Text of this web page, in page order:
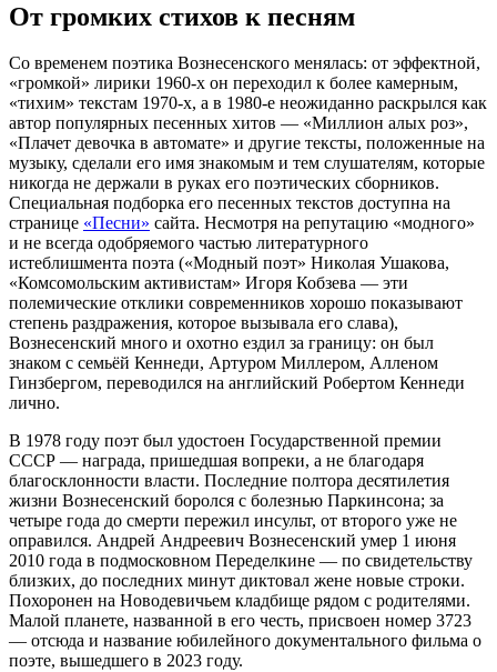
От громких стихов к песням
Со временем поэтика Вознесенского менялась: от эффектной,
«громкой» лирики 1960-х он переходил к более камерным,
«тихим» текстам 1970-х, а в 1980-е неожиданно раскрылся как
автор популярных песенных хитов — «Миллион алых роз»,
«Плачет девочка в автомате» и другие тексты, положенные на
музыку, сделали его имя знакомым и тем слушателям, которые
никогда не держали в руках его поэтических сборников.
Специальная подборка его песенных текстов доступна на
странице «Песни» сайта. Несмотря на репутацию «модного»
и не всегда одобряемого частью литературного
истеблишмента поэта («Модный поэт» Николая Ушакова,
«Комсомольским активистам» Игоря Кобзева — эти
полемические отклики современников хорошо показывают
степень раздражения, которое вызывала его слава),
Вознесенский много и охотно ездил за границу: он был
знаком с семьёй Кеннеди, Артуром Миллером, Алленом
Гинзбергом, переводился на английский Робертом Кеннеди
лично.
В 1978 году поэт был удостоен Государственной премии
СССР — награда, пришедшая вопреки, а не благодаря
благосклонности власти. Последние полтора десятилетия
жизни Вознесенский боролся с болезнью Паркинсона; за
четыре года до смерти пережил инсульт, от второго уже не
оправился. Андрей Андреевич Вознесенский умер 1 июня
2010 года в подмосковном Переделкине — по свидетельству
близких, до последних минут диктовал жене новые строки.
Похоронен на Новодевичьем кладбище рядом с родителями.
Малой планете, названной в его честь, присвоен номер 3723
— отсюда и название юбилейного документального фильма о
поэте, вышедшего в 2023 году.